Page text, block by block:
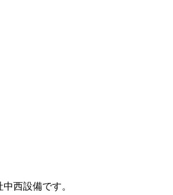
西設備です。